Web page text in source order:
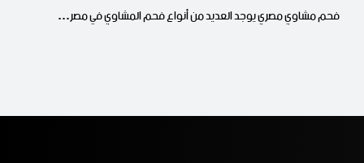
فحم مشاوي مصري يوجد العديد من أنواع فحم المشاوي في مصر…